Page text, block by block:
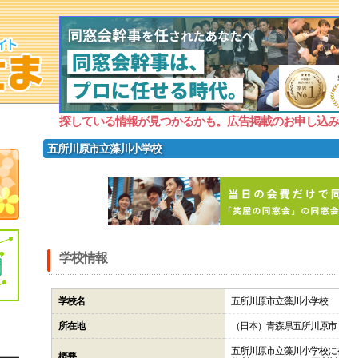
探している情報が見つかるかも。広告掲載のお申し込
五所川原市立藻川小学校
学校情報
学校名 五所川原市立藻川小学校
所在地 （日本）青森県五所川原市
五所川原市立藻川小学校